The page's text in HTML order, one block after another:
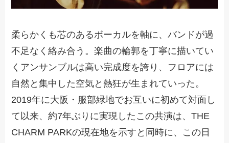
柔らかくも芯のあるボーカルを軸に、バンドが過
不足なく絡み合う。楽曲の輪郭を丁寧に描いてい
くアンサンブルは高い完成度を誇り、フロアには
自然と集中した空気と熱狂が生まれていった。
2019年に大阪・服部緑地でお互いに初めて対面し
て以来、約7年ぶりに実現したこの共演は、THE
CHARM PARKの現在地を示すと同時に、この日